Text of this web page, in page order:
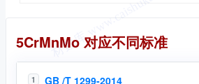
同名标准
5CrMnMo 对应不同标准
1 GB /T 1299-2014